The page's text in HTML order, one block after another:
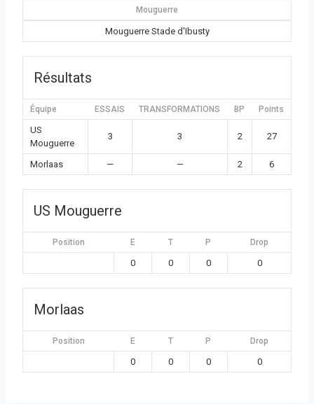
Mouguerre
Mouguerre Stade d'Ibusty
Résultats
Équipe ESSAIS TRANSFORMATIONS BP Points
US
Mouguerre
3 3 2 27
Morlaas — — 2 6
US Mouguerre
Position E T P Drop
0 0 0 0
Morlaas
Position E T P Drop
0 0 0 0